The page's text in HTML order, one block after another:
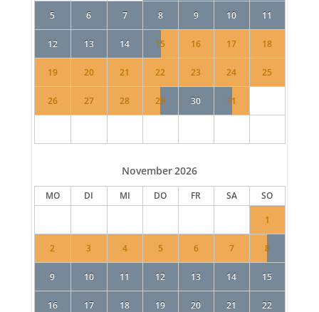
5 6 7 8 9 10 11
12 13 14 15 16 17 18
19 20 21 22 23 24 25
26 27 28 29 30 31
November2026
MO DI MI DO FR SA
SO
1
2 3 4 5 6 7 8
9 10 11 12 13 14 15
16 17 18 19 20 21 22